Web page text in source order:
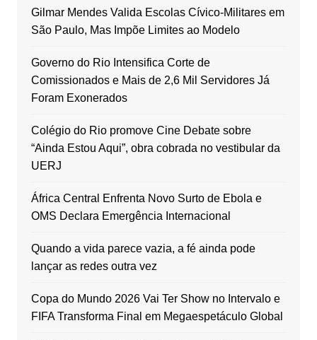
Gilmar Mendes Valida Escolas Cívico-Militares em
São Paulo, Mas Impõe Limites ao Modelo
Governo do Rio Intensifica Corte de
Comissionados e Mais de 2,6 Mil Servidores Já
Foram Exonerados
Colégio do Rio promove Cine Debate sobre
“Ainda Estou Aqui”, obra cobrada no vestibular da
UERJ
África Central Enfrenta Novo Surto de Ebola e
OMS Declara Emergência Internacional
Quando a vida parece vazia, a fé ainda pode
lançar as redes outra vez
Copa do Mundo 2026 Vai Ter Show no Intervalo e
FIFA Transforma Final em Megaespetáculo Global